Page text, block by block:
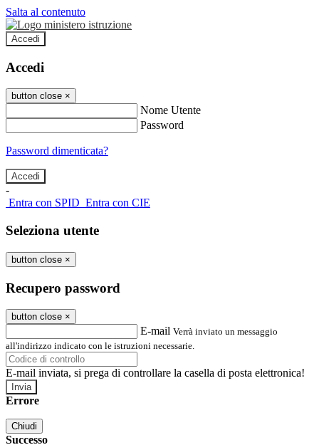
Salta al contenuto
Accedi
Accedi
button close ×
Nome Utente
Password
Password dimenticata?
-
Entra con SPID Entra con CIE
Seleziona utente
button close ×
Recupero password
button close ×
E-mail Verrà inviato un messaggio
all'indirizzo indicato con le istruzioni necessarie.
E-mail inviata, si prega di controllare la casella di posta elettronica!
Errore
Chiudi
Successo